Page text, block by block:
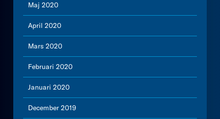
Maj 2020
April 2020
Mars 2020
Februari 2020
Januari 2020
December 2019